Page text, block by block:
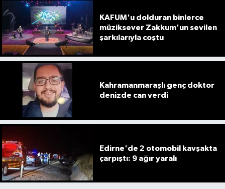
KAFUM'u dolduran binlerce
müziksever Zakkum'un sevilen
şarkılarıyla coştu
Kahramanmaraşlı genç doktor
denizde can verdi
Edirne'de 2 otomobil kavşakta
çarpıştı: 9 ağır yaralı